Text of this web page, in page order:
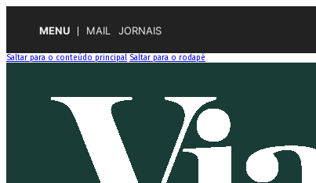
MENU MAIL JORNAIS
Saltar para o conteúdo principal Saltar para o rodapé